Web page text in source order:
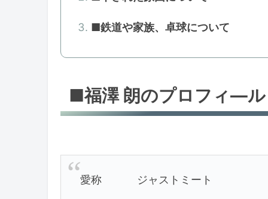
■鉄道や家族、卓球について
■福澤 朗のプロフィ―ル
愛称 ジャストミート